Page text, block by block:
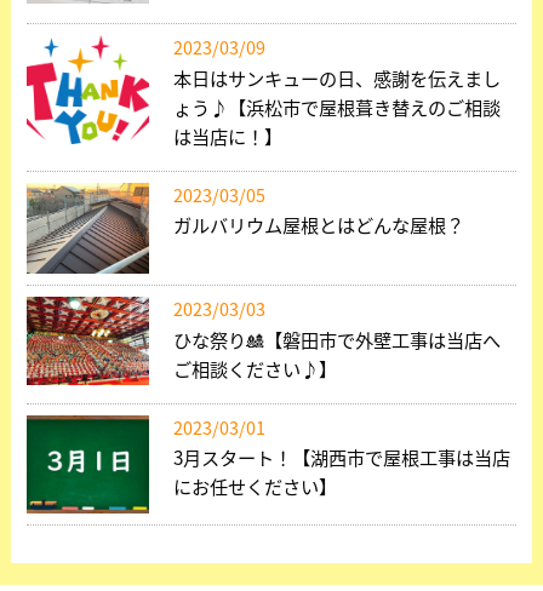
2023/03/09
本日はサンキューの日、感謝を伝えまし
ょう♪【浜松市で屋根葺き替えのご相談
は当店に！】
2023/03/05
ガルバリウム屋根とはどんな屋根？
2023/03/03
ひな祭り🎎【磐田市で外壁工事は当店へ
ご相談ください♪】
2023/03/01
3月スタート！【湖西市で屋根工事は当店
にお任せください】